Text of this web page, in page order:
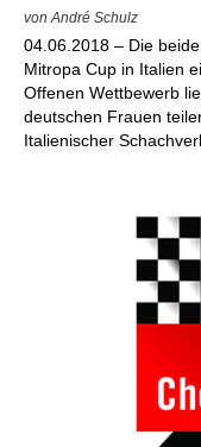
von André Schulz
04.06.2018 – Die
Mitropa Cup in Italien
Offenen Wettbewerb
deutschen Frauen
Italienischer